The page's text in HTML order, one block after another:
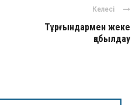
Келесі
Тұрғындармен жеке
қабылдау